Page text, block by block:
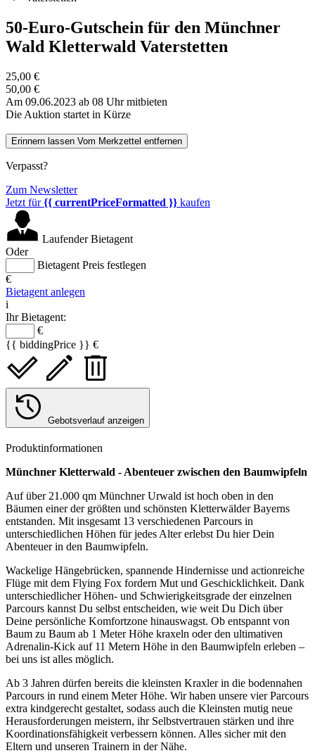
50-Euro-Gutschein für den Münchner
Wald Kletterwald Vaterstetten
25,00 €
50,00 €
Am 09.06.2023 ab 08 Uhr mitbieten
Die Auktion startet in Kürze
Erinnern lassen Vom Merkzettel entfernen
Verpasst?
Zum Newsletter
Jetzt für{{ currentPriceFormatted }} kaufen
Laufender Bietagent
Oder
Bietagent Preis festlegen
€
Bietagent anlegen
i
Ihr Bietagent:
€
{{ biddingPrice }} €
Gebotsverlauf anzeigen
Produktinformationen
Münchner Kletterwald - Abenteuer zwischen den Baumwipfeln
Auf über 21.000 qm Münchner Urwald ist hoch oben in den
Bäumen einer der größten und schönsten Kletterwälder Bayerns
entstanden. Mit insgesamt 13 verschiedenen Parcours in
unterschiedlichen Höhen für jedes Alter erlebst Du hier Dein
Abenteuer in den Baumwipfeln.
Wackelige Hängebrücken, spannende Hindernisse und actionreiche
Flüge mit dem Flying Fox fordern Mut und Geschicklichkeit. Dank
unterschiedlicher Höhen- und Schwierigkeitsgrade der einzelnen
Parcours kannst Du selbst entscheiden, wie weit Du Dich über
Deine persönliche Komfortzone hinauswagst. Ob entspannt von
Baum zu Baum ab 1 Meter Höhe kraxeln oder den ultimativen
Adrenalin-Kick auf 11 Metern Höhe in den Baumwipfeln erleben –
bei uns ist alles möglich.
Ab 3 Jahren dürfen bereits die kleinsten Kraxler in die bodennahen
Parcours in rund einem Meter Höhe. Wir haben unsere vier Parcours
extra kindgerecht gestaltet, sodass auch die Kleinsten mutig neue
Herausforderungen meistern, ihr Selbstvertrauen stärken und ihre
Koordinationsfähigkeit verbessern können. Alles sicher mit den
Eltern und unseren Trainern in der Nähe.